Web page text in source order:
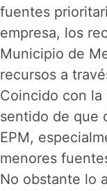
fuentes
empresa, los
Municipio de
recursos a
Coincido con la
sentido de que
EPM,
menores
No obstante lo